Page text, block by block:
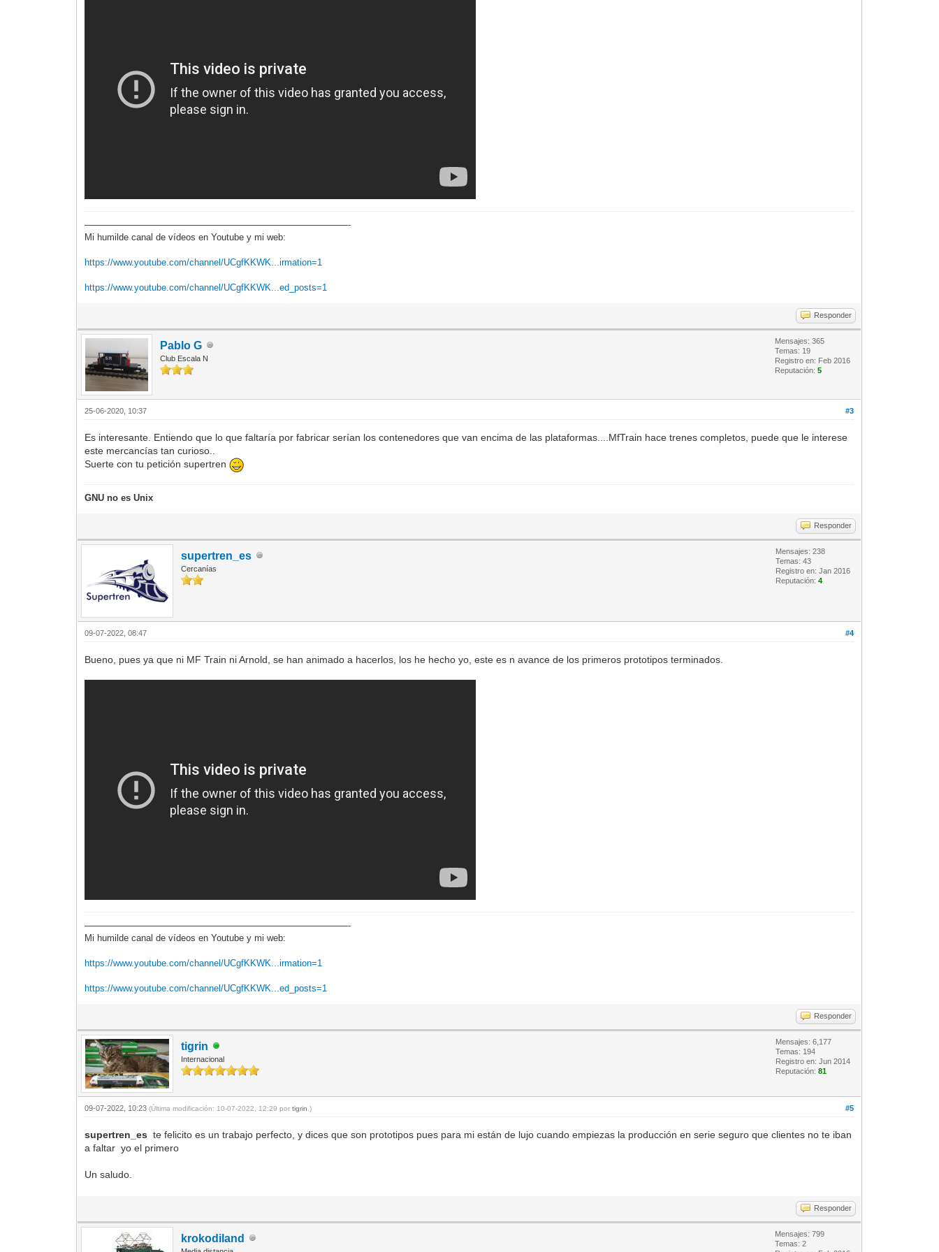
—————————————————————————————-
Mi humilde canal de vídeos en Youtube y mi web:
https://www.youtube.com/channel/UCgfKKWK...irmation=1
https://www.youtube.com/channel/UCgfKKWK...ed_posts=1
Responder
Pablo G
Club Escala N
Mensajes: 365
Temas: 19
Registro en: Feb 2016
Reputación:5
#3
25-06-2020, 10:37
Es interesante. Entiendo que lo que faltaría por fabricar serían los contenedores que van encima de las plataformas....MfTrain hace trenes completos, puede que le interese
este mercancías tan curioso..
Suerte con tu petición supertren
GNU no es Unix
Responder
supertren_es
Cercanías
Mensajes: 238
Temas: 43
Registro en: Jan 2016
Reputación:4
#4
09-07-2022, 08:47
Bueno, pues ya que ni MF Train ni Arnold, se han animado a hacerlos, los he hecho yo, este es n avance de los primeros prototipos terminados.
—————————————————————————————-
Mi humilde canal de vídeos en Youtube y mi web:
https://www.youtube.com/channel/UCgfKKWK...irmation=1
https://www.youtube.com/channel/UCgfKKWK...ed_posts=1
Responder
tigrin
Internacional
Mensajes: 6,177
Temas: 194
Registro en: Jun 2014
Reputación:81
#5
09-07-2022, 10:23(Última modificación: 10-07-2022, 12:29 portigrin .)
supertren_este felicito es un trabajo perfecto, y dices que son prototipos pues para mi están de lujo cuando empiezas la producción en serie seguro que clientes no te iban
a faltar yo el primero
Un saludo.
Responder
krokodiland
Mensajes: 799
Temas: 2